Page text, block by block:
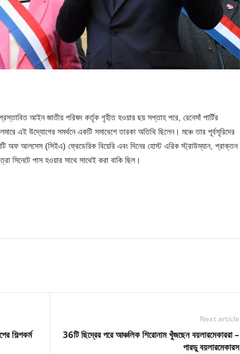
আইন জাতীয় পরিষদ কর্তৃক গৃহীত হওয়ার ছয় সপ্তাহ পরে, রেনেসাঁ পার্টির
এই উদ্যোগের সমর্থনে একটি সমাবেশে তারকা অতিথি ছিলেন। মঞ্চে তার পূর্বসূরিদের
অফ আলসেস (সিইএ) ফ্রেডেরিক বিয়েরি এবং দিনের হোস্ট এরিক স্ট্রাউম্যান, প্রাক্তন
সিনেটে পাস হওয়ার সাথে সাথেই করা বাকি ছিল।
শিল্পকর্ম
Next article
36টি ছিদ্রের পরে আঞ্চলিক শিরোনাম খুঁজছেন বয়লারমেকাররা –
পারডু বয়লারমেকারস